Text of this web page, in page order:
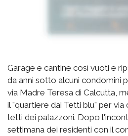
Garage e cantine così vuoti e
da anni sotto alcuni condomini
via Madre Teresa di Calcutta,
il "quartiere dai Tetti blu" per
tetti dei palazzoni. Dopo
settimana dei residenti con il